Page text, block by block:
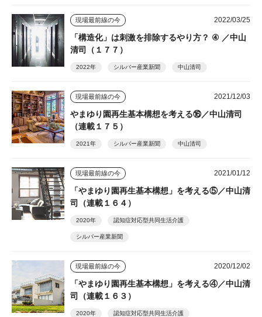
現場最前線の今 2022/03/25
「構造化」は刺激を排除するやり方？ ④ ／中山
清司（１７７）
2022年 シルバー産業新聞 中山清司
現場最前線の今 2021/12/03
やまゆり園再生基本構想を考える⑯／中山清司
（連載１７５）
2021年 シルバー産業新聞 中山清司
現場最前線の今 2021/01/12
「やまゆり園再生基本構想」を考える⑤／中山清
司（連載１６４）
2020年 認知症対応型共同生活介護
シルバー産業新聞
現場最前線の今 2020/12/02
「やまゆり園再生基本構想」を考える④／中山清
司（連載１６３）
2020年 認知症対応型共同生活介護